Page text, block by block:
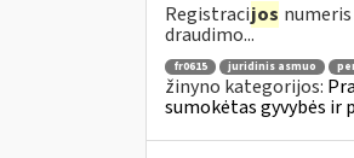
Registracijos
draudimo...
fr0615 juridinis asmuo
žinyno kategorijos:
sumokėtas gyvybės ir